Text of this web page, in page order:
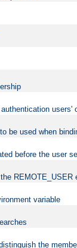
be used when
before the user
REMOTE_USER
variable
the